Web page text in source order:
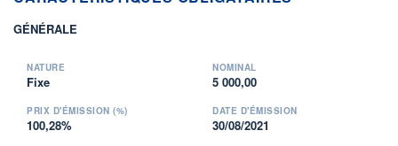
GÉNÉRALE
NATURE
Fixe
NOMINAL
5 000,00
PRIX D'ÉMISSION (%)
100,28%
DATE D'ÉMISSION
30/08/2021